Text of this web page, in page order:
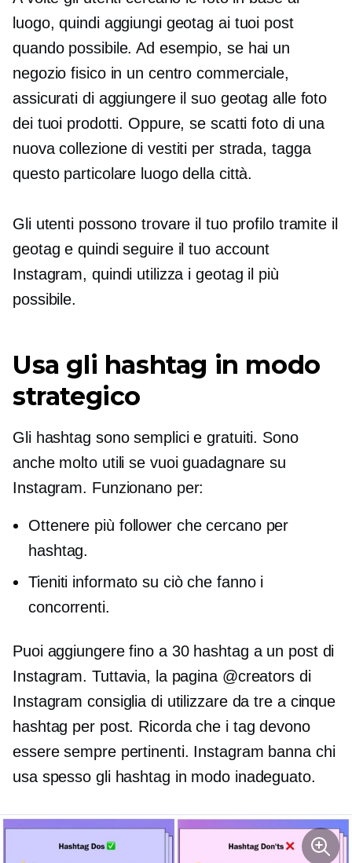
luogo, quindi aggiungi geotag ai tuoi post
quando possibile. Ad esempio, se hai un
negozio fisico in un centro commerciale,
assicurati di aggiungere il suo geotag alle foto
dei tuoi prodotti. Oppure, se scatti foto di una
nuova collezione di vestiti per strada, tagga
questo particolare luogo della città.
Gli utenti possono trovare il tuo profilo tramite il
geotag e quindi seguire il tuo account
Instagram, quindi utilizza i geotag il più
possibile.
Usa gli hashtag in modo
strategico
Gli hashtag sono semplici e gratuiti. Sono
anche molto utili se vuoi guadagnare su
Instagram. Funzionano per:
Ottenere più follower che cercano per
hashtag.
Tieniti informato su ciò che fanno i
concorrenti.
Puoi aggiungere fino a 30 hashtag a un post di
Instagram. Tuttavia, la pagina @creators di
Instagram consiglia di utilizzare da tre a cinque
hashtag per post. Ricorda che i tag devono
essere sempre pertinenti. Instagram banna chi
usa spesso gli hashtag in modo inadeguato.